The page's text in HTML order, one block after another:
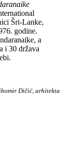
Šri-Lanke,
godine.
a
i 30 država
Dičić, arhitekta